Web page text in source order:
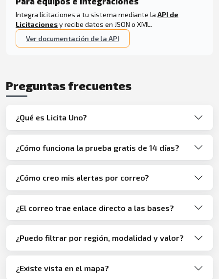
Integra licitaciones a tu sistema mediante la API de
Licitacionesy recibe datos en JSON o XML.
Ver documentación de la API
Preguntas frecuentes
¿Qué es Licita Uno?
¿Cómo funciona la prueba gratis de 14 días?
¿Cómo creo mis alertas por correo?
¿El correo trae enlace directo a las bases?
¿Puedo filtrar por región, modalidad y valor?
¿Existe vista en el mapa?